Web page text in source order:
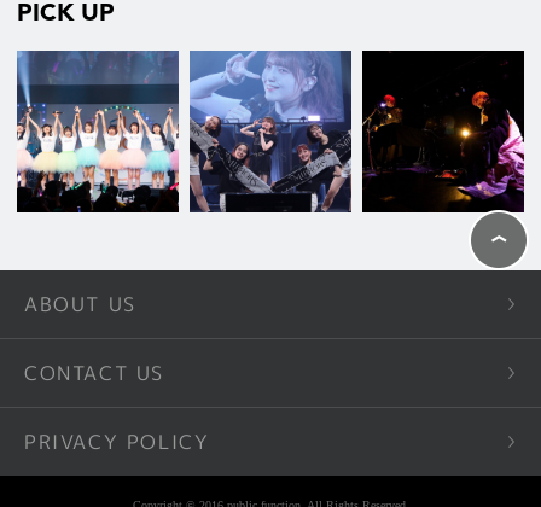
PICK UP
ABOUT US
CONTACT US
PRIVACY POLICY